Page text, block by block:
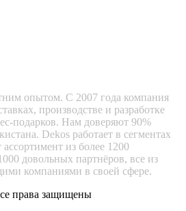
опытом. С 2007 года компания
производстве и разработке
подарков. Нам доверяют 90%
Dekos работает в сегментах
из более 1200
довольных партнёров, все из
компаниями в своей сфере.
права защищены